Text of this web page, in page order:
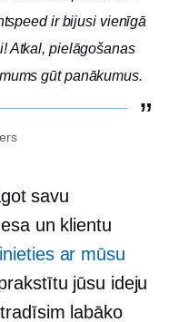
ir bijusi vienīgā
Atkal, pielāgošanas
gūt panākumus.
savu
un klientu
ar mūsu
jūsu ideju
labāko